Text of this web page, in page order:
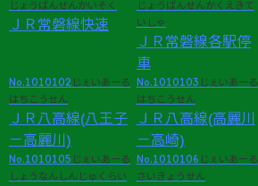
じょうばんせんかいそく
ＪＲ常磐線快速
じょうばんせんかくえきて
いしゃ
ＪＲ常磐線各駅停
車
No.1010102 じぇいあーる
はちこうせん
ＪＲ八高線(八王子
－高麗川)
No.1010103 じぇいあーる
はちこうせん
ＪＲ八高線(高麗川
－高崎)
No.1010105 じぇいあーる
しょうなんしんじゅくらい
No.1010106 じぇいあーる
さいきょうせん